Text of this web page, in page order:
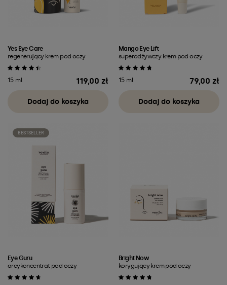
Yes Eye Care
regenerujący krem pod oczy
15 ml 119,00 zł
Dodaj do koszyka
Mango Eye Lift
superodżywczy krem pod oczy
15 ml 79,00 zł
Dodaj do koszyka
BESTSELLER
Eye Guru
arcykoncentrat pod oczy
Bright Now
korygujący krem pod oczy